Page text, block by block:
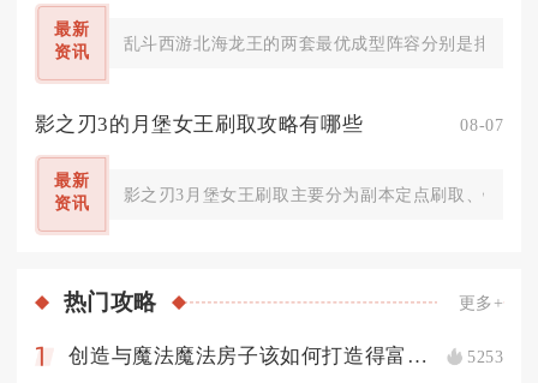
最新
资讯
乱斗西游北海龙王的两套最优成型阵容分别是排行
影之刃3的月堡女王刷取攻略有哪些 08-07
最新
资讯
影之刃3月堡女王刷取主要分为副本定点刷取、锻造
热门攻略 更多+
创造与魔法魔法房子该如何打造得富有美感 5253